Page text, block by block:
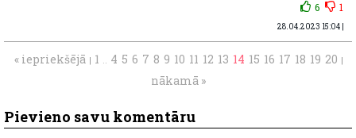
6 1
28.04.2023 15:04 |
« iepriekšējā 1 .. 4 5 6 7 8 9 10 11 12 13 14 15 16 17 18 19 20
nākamā »
Pievieno savu komentāru